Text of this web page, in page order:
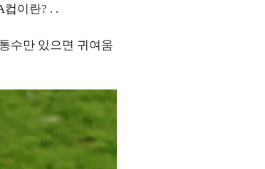
컵이란? . .
수만 있으면 귀여움